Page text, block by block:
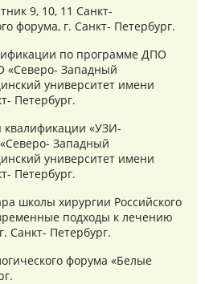
9, 10, 11 Санкт-
форума, г. Санкт- Петербург.
по программе ДПО
«Северо- Западный
университет имени
Петербург.
«УЗИ-
Западный
университет имени
Петербург.
школы хирургии Российского
подходы к лечению
Санкт- Петербург.
форума «Белые